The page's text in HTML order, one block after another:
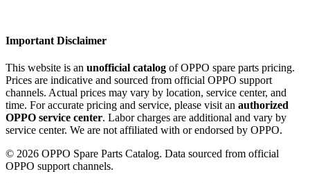
Important Disclaimer
This website is an unofficial catalog of OPPO spare parts pricing.
Prices are indicative and sourced from official OPPO support
channels. Actual prices may vary by location, service center, and
time. For accurate pricing and service, please visit an authorized
OPPO service center. Labor charges are additional and vary by
service center. We are not affiliated with or endorsed by OPPO.
© 2026 OPPO Spare Parts Catalog. Data sourced from official
OPPO support channels.